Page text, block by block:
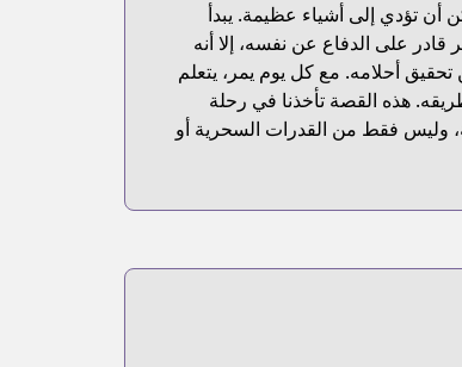
أن تؤدي إلى أشياء عظيمة. يبدأ
قادر على الدفاع عن نفسه، إلا أنه
أحلامه. مع كل يوم يمر، يتعلم
هذه القصة تأخذنا في رحلة
وليس فقط من القدرات السحرية أو